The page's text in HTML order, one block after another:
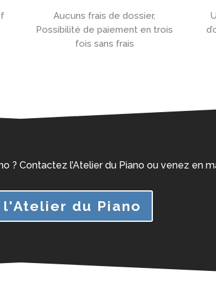
Aucuns frais de dossier,
Possibilité de paiement en trois
fois sans frais
? Contactez l’Atelier du Piano ou venez en
du Piano